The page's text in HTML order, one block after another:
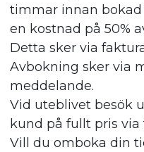
timmar innan bokad
en kostnad på 50%
Detta sker via
Avbokning sker via
meddelande.
Vid uteblivet besök
kund på fullt pris via
Vill du omboka din